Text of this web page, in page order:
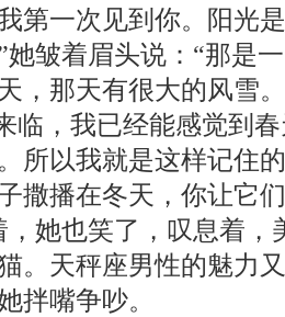
第一次见到你。阳光
她皱着眉头说：“那是
，那天有很大的风雪
临，我已经能感觉到
所以我就是这样记住
撒播在冬天，你让它
，她也笑了，叹息着，
。天秤座男性的魅力
拌嘴争吵。